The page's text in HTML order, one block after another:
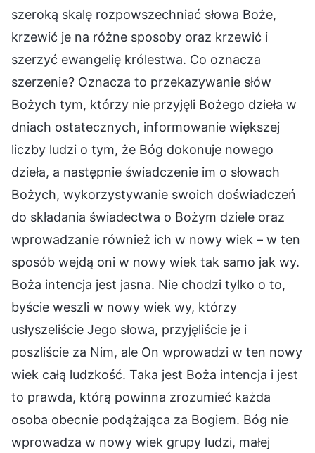
szeroką skalę rozpowszechniać słowa Boże,
krzewić je na różne sposoby oraz krzewić i
szerzyć ewangelię królestwa. Co oznacza
szerzenie? Oznacza to przekazywanie słów
Bożych tym, którzy nie przyjęli Bożego dzieła w
dniach ostatecznych, informowanie większej
liczby ludzi o tym, że Bóg dokonuje nowego
dzieła, a następnie świadczenie im o słowach
Bożych, wykorzystywanie swoich doświadczeń
do składania świadectwa o Bożym dziele oraz
wprowadzanie również ich w nowy wiek – w ten
sposób wejdą oni w nowy wiek tak samo jak wy.
Boża intencja jest jasna. Nie chodzi tylko o to,
byście weszli w nowy wiek wy, którzy
usłyszeliście Jego słowa, przyjęliście je i
poszliście za Nim, ale On wprowadzi w ten nowy
wiek całą ludzkość. Taka jest Boża intencja i jest
to prawda, którą powinna zrozumieć każda
osoba obecnie podążająca za Bogiem. Bóg nie
wprowadza w nowy wiek grupy ludzi, małej